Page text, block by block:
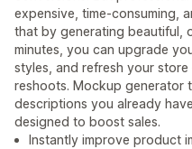
expensive, time-consuming,
that by generating beautiful,
minutes, you can upgrade
styles, and refresh your
reshoots. Mockup generator
descriptions you already
designed to boost sales.
Instantly improve product